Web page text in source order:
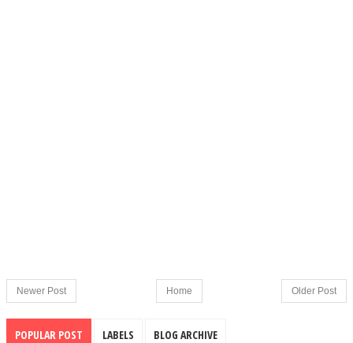
Newer Post Older Post
Home
POPULAR POST LABELS BLOG ARCHIVE